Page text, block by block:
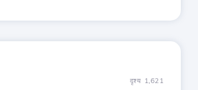
दृश्य 1,621